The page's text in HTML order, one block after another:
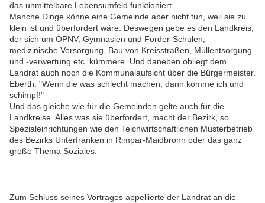
das unmittelbare Lebensumfeld funktioniert.
Manche Dinge könne eine Gemeinde aber nicht tun, weil sie zu
klein ist und überfordert wäre. Deswegen gebe es den Landkreis,
der sich um ÖPNV, Gymnasien und Förder-Schulen,
medizinische Versorgung, Bau von Kreisstraßen, Müllentsorgung
und -verwertung etc. kümmere. Und daneben obliegt dem
Landrat auch noch die Kommunalaufsicht über die Bürgermeister.
Eberth: "Wenn die was schlecht machen, dann komme ich und
schimpf!"
Und das gleiche wie für die Gemeinden gelte auch für die
Landkreise. Alles was sie überfordert, macht der Bezirk, so
Spezialeinrichtungen wie den Teichwirtschaftlichen Musterbetrieb
des Bezirks Unterfranken in Rimpar-Maidbronn oder das ganz
große Thema Soziales.
Zum Schluss seines Vortrages appellierte der Landrat an die